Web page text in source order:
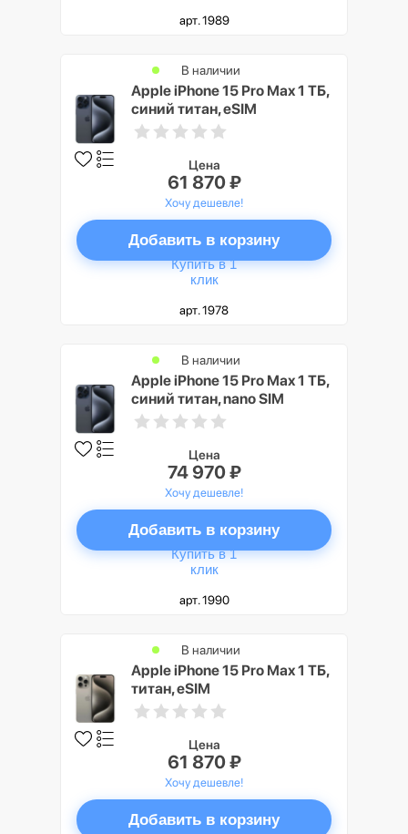
арт. 1989
Apple iPhone 15 Pro Max 1 ТБ,
синий титан, eSIM
В наличии
Цена
61 870 ₽
Хочу дешевле!
Добавить в корзину
Купить в 1
клик
арт. 1978
Apple iPhone 15 Pro Max 1 ТБ,
синий титан, nano SIM
В наличии
Цена
74 970 ₽
Хочу дешевле!
Добавить в корзину
Купить в 1
клик
арт. 1990
Apple iPhone 15 Pro Max 1 ТБ,
титан, eSIM
В наличии
Цена
61 870 ₽
Хочу дешевле!
Добавить в корзину